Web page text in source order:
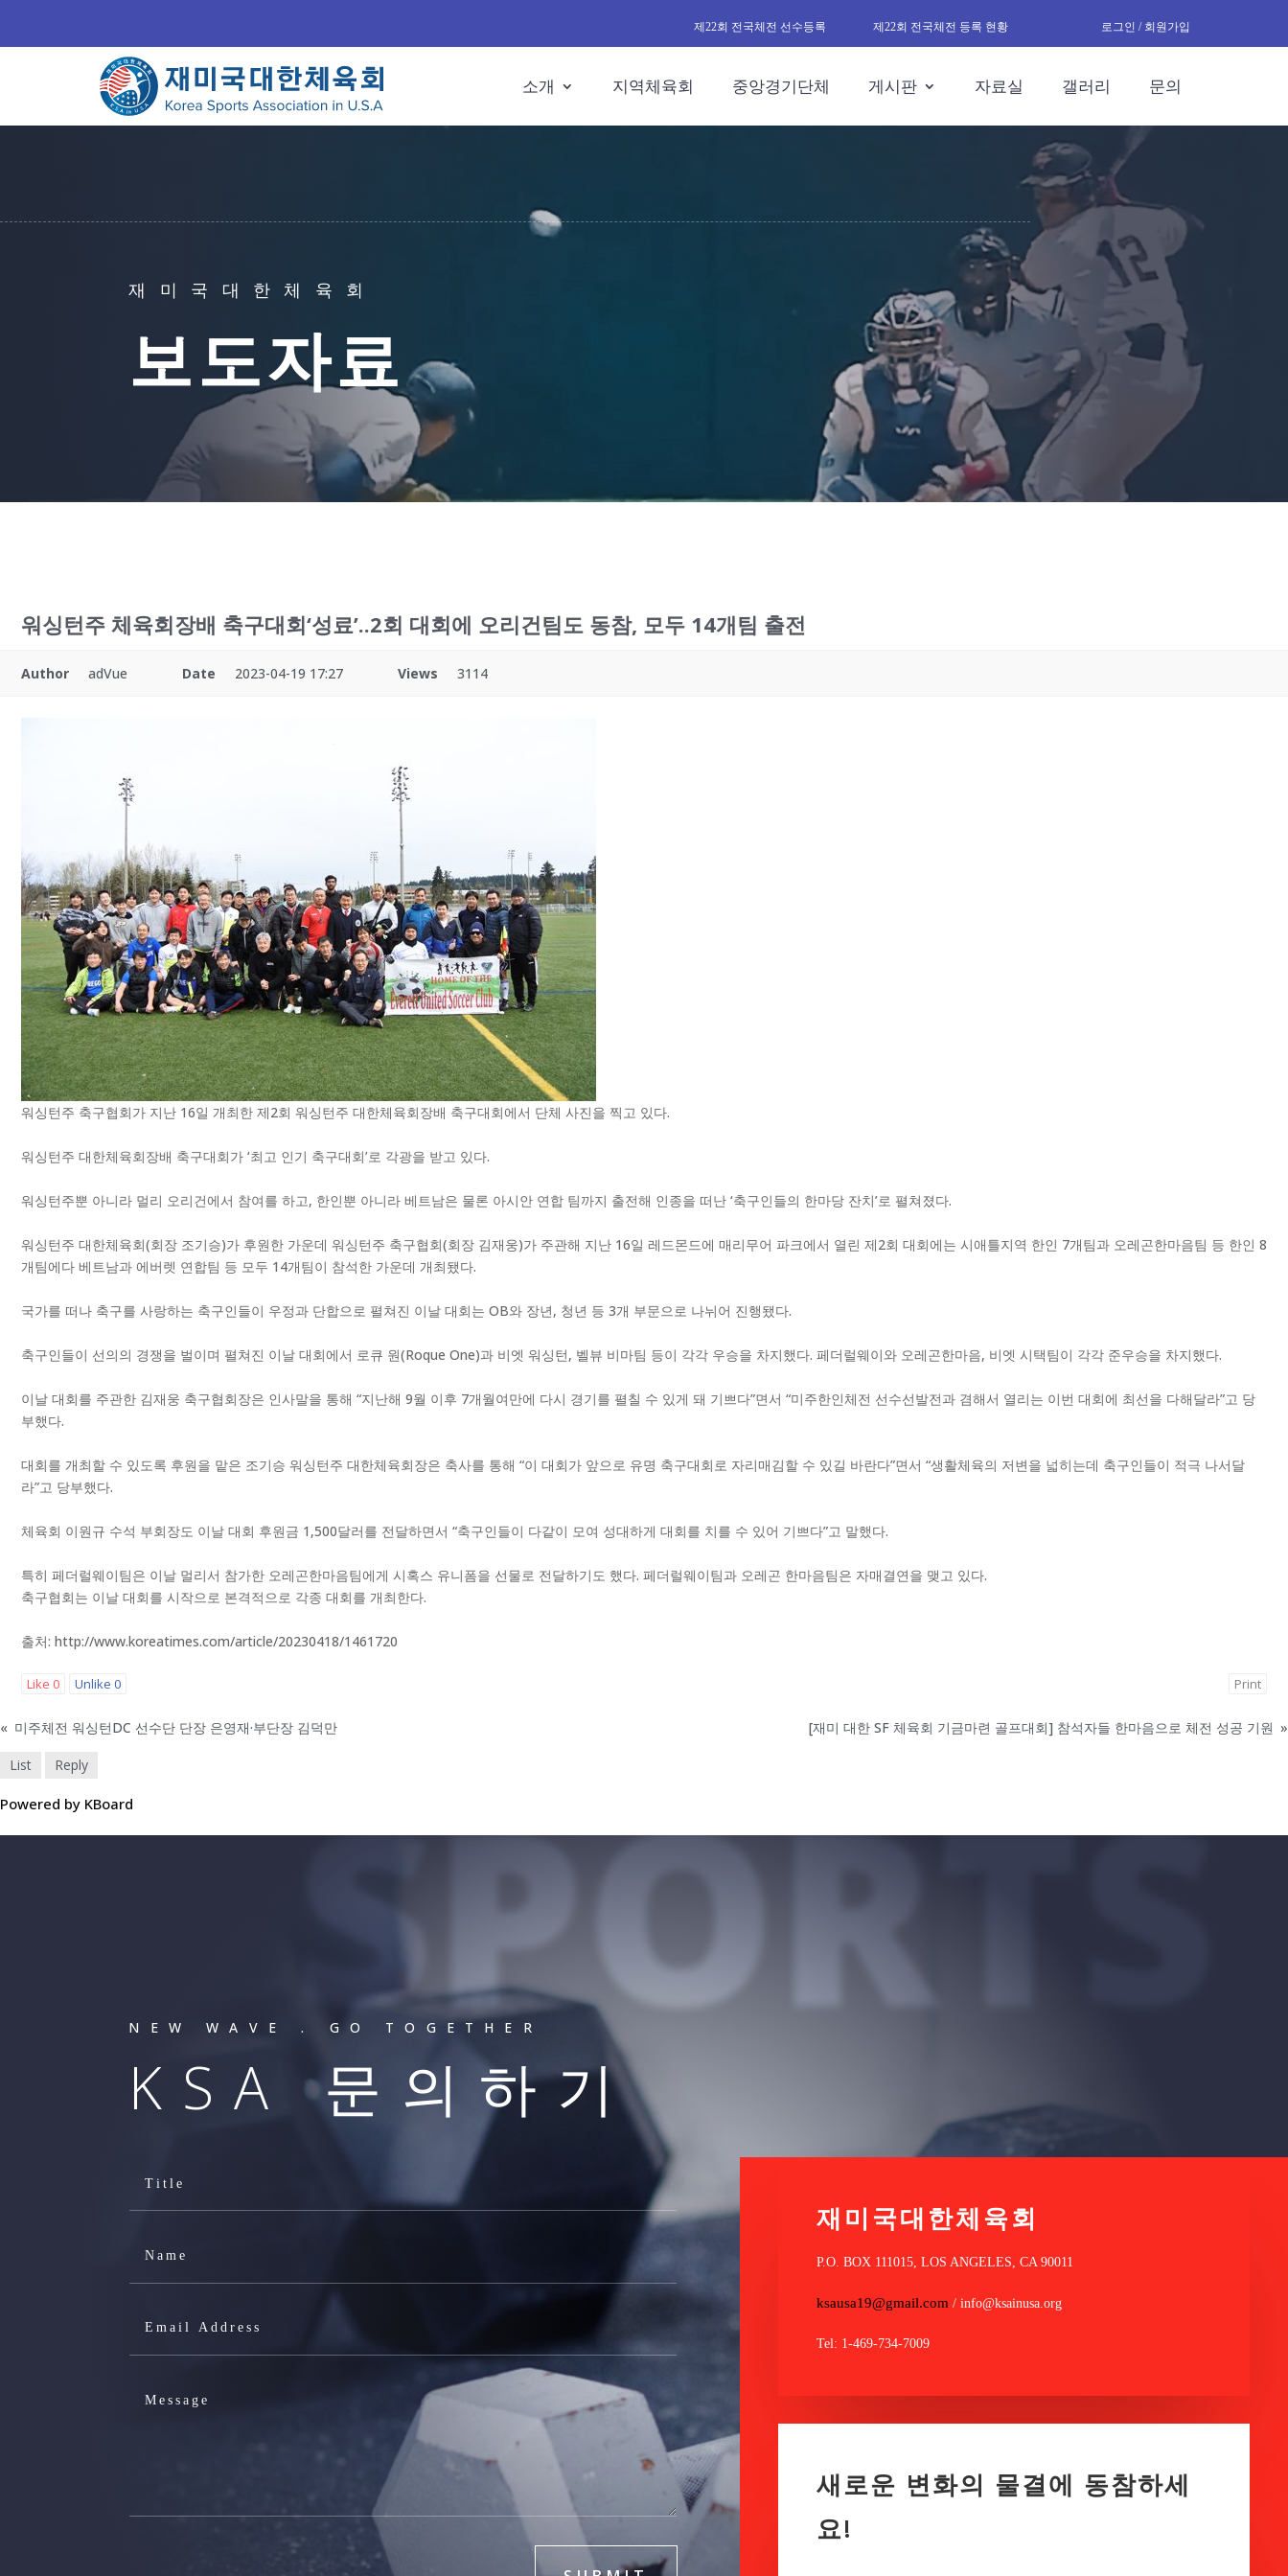
제22회 전국체전 선수등록 제22회 전국체전 등록 현황 로그인 / 회원가입
소개 지역체육회 중앙경기단체 게시판 자료실 갤러리 문의
재미국대한체육회
보도자료
워싱턴주 체육회장배 축구대회‘성료’..2회 대회에 오리건팀도 동참, 모두 14개팀 출전
Author adVue Date 2023-04-19 17:27 Views 3114
워싱턴주 축구협회가 지난 16일 개최한 제2회 워싱턴주 대한체육회장배 축구대회에서 단체 사진을 찍고 있다.
워싱턴주 대한체육회장배 축구대회가 ‘최고 인기 축구대회’로 각광을 받고 있다.
워싱턴주뿐 아니라 멀리 오리건에서 참여를 하고, 한인뿐 아니라 베트남은 물론 아시안 연합 팀까지 출전해 인종을 떠난 ‘축구인들의 한마당 잔치’로 펼쳐졌다.
워싱턴주 대한체육회(회장 조기승)가 후원한 가운데 워싱턴주 축구협회(회장 김재웅)가 주관해 지난 16일 레드몬드에 매리무어 파크에서 열린 제2회 대회에는 시애틀지역 한인 7개팀과 오레곤한마음팀 등 한인 8
개팀에다 베트남과 에버렛 연합팀 등 모두 14개팀이 참석한 가운데 개최됐다.
국가를 떠나 축구를 사랑하는 축구인들이 우정과 단합으로 펼쳐진 이날 대회는 OB와 장년, 청년 등 3개 부문으로 나뉘어 진행됐다.
축구인들이 선의의 경쟁을 벌이며 펼쳐진 이날 대회에서 로큐 원(Roque One)과 비엣 워싱턴, 벨뷰 비마팀 등이 각각 우승을 차지했다. 페더럴웨이와 오레곤한마음, 비엣 시택팀이 각각 준우승을 차지했다.
이날 대회를 주관한 김재웅 축구협회장은 인사말을 통해 “지난해 9월 이후 7개월여만에 다시 경기를 펼칠 수 있게 돼 기쁘다”면서 “미주한인체전 선수선발전과 겸해서 열리는 이번 대회에 최선을 다해달라”고 당
부했다.
대회를 개최할 수 있도록 후원을 맡은 조기승 워싱턴주 대한체육회장은 축사를 통해 “이 대회가 앞으로 유명 축구대회로 자리매김할 수 있길 바란다”면서 “생활체육의 저변을 넓히는데 축구인들이 적극 나서달
라”고 당부했다.
체육회 이원규 수석 부회장도 이날 대회 후원금 1,500달러를 전달하면서 “축구인들이 다같이 모여 성대하게 대회를 치를 수 있어 기쁘다”고 말했다.
특히 페더럴웨이팀은 이날 멀리서 참가한 오레곤한마음팀에게 시혹스 유니폼을 선물로 전달하기도 했다. 페더럴웨이팀과 오레곤 한마음팀은 자매결연을 맺고 있다.
축구협회는 이날 대회를 시작으로 본격적으로 각종 대회를 개최한다.
출처: http://www.koreatimes.com/article/20230418/1461720
Like 0 Unlike 0 Print
« 미주체전 워싱턴DC 선수단 단장 은영재·부단장 김덕만 [재미 대한 SF 체육회 기금마련 골프대회] 참석자들 한마음으로 체전 성공 기원 »
List Reply
Powered by KBoard SPORTS
NEW WAVE . GO TOGETHER
KSA 문의하기
재미국대한체육회
P.O. BOX 111015, LOS ANGELES, CA 90011
ksausa19@gmail.com / info@ksainusa.org
Tel: 1-469-734-7009
새로운 변화의 물결에 동참하세
요!